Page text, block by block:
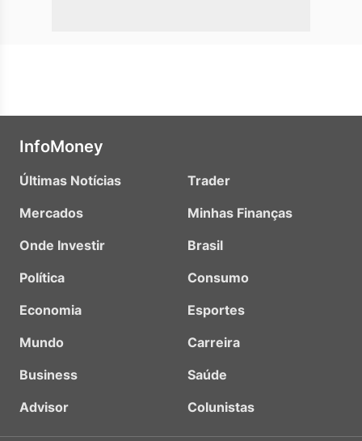
InfoMoney
Últimas Notícias
Mercados
Onde Investir
Política
Economia
Mundo
Business
Advisor
Trader
Minhas Finanças
Brasil
Consumo
Esportes
Carreira
Saúde
Colunistas